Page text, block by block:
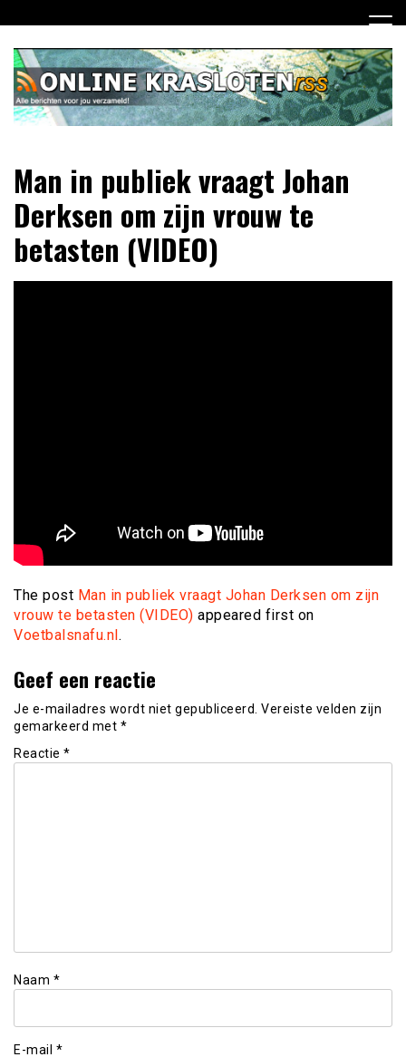
naar
inhoud
Online Krasloten RSS
jou verzameld
Man in publiek vraagt Johan
Derksen om zijn vrouw te
betasten (VIDEO)
The post Man in publiek vraagt Johan Derksen om zijn
vrouw te betasten (VIDEO) appeared first on
Voetbalsnafu.nl.
Geef een reactie
Je e-mailadres wordt niet gepubliceerd. Vereiste velden zijn
gemarkeerd met *
Reactie *
Naam *
E-mail *